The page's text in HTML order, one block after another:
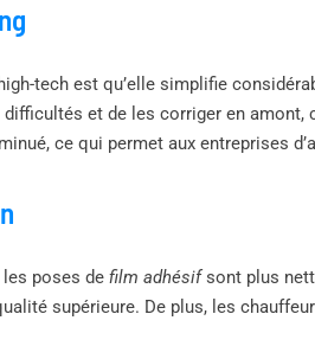
tech est qu’elle simplifie
et de les corriger en amont,
ce qui permet aux entreprises
poses de film adhésifsont plus
supérieure. De plus, les